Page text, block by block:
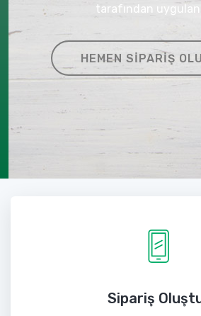
tarafından
HEMEN SIPARIŞ
Sipariş